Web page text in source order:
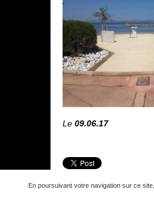
Le 09.06.17
En poursuivant votre navigation sur ce